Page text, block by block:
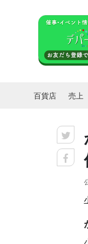
百貨店 売上